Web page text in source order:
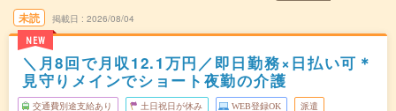
未読
NEW
掲載日 2026/08/04
＼月8回で月収12.1万円／即日勤務×日払い可＊
見守りメインでショート夜勤の介護
交通費別途支給あり 土日祝日が休み WEB登録OK 派遣